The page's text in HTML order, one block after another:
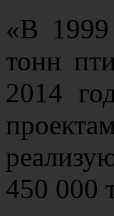
«В 1999
тонн
2014
450 000